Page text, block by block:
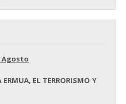
Agosto
ERMUA, EL TERRORISMO Y